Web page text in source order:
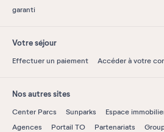
garanti
Votre séjour
Effectuer un paiement Accéder à votre
Nos autres sites
Center Parcs Sunparks Espace
Agences
Portail TO Partenariats